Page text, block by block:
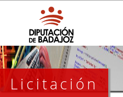
Licitación